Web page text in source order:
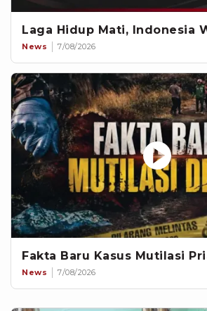
Laga Hidup Mati, Indonesia
News 7/08/2026
Fakta Baru Kasus Mutilasi
News 7/08/2026